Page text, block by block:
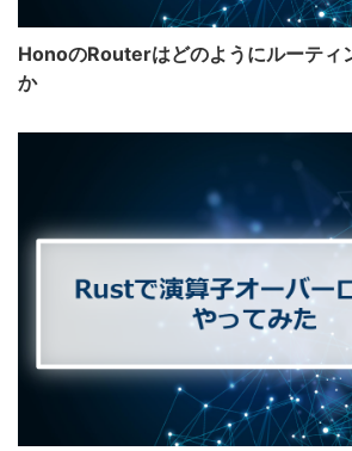
HonoのRouterはどのようにルーティ
か